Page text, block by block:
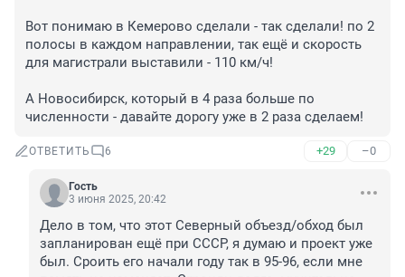
Вот понимаю в Кемерово сделали - так сделали! по 2
полосы в каждом направлении, так ещё и скорость
для магистрали выставили - 110 км/ч!
А Новосибирск, который в 4 раза больше по
численности - давайте дорогу уже в 2 раза сделаем!
ОТВЕТИТЬ 6 +29 –0
Гость
3 июня 2025, 20:42
Дело в том, что этот Северный объезд/обход был
запланирован ещё при СССР, я думаю и проект уже
был. Сроить его начали году так в 95-96, если мне